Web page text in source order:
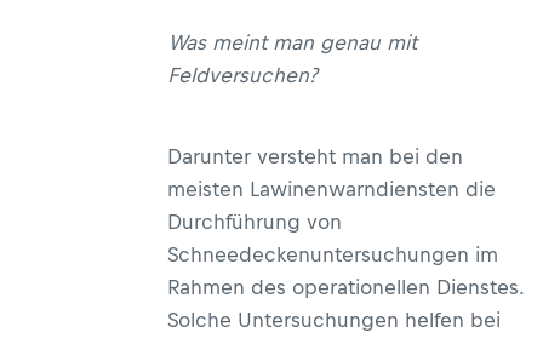
Was meint man genau mit
Feldversuchen?
Darunter versteht man bei den
meisten Lawinenwarndiensten die
Durchführung von
Schneedeckenuntersuchungen im
Rahmen des operationellen Dienstes.
Solche Untersuchungen helfen bei